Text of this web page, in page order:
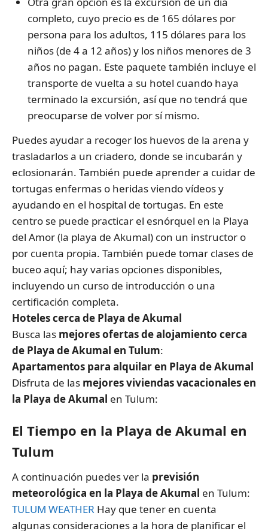
completo, cuyo precio es de 165 dólares por
persona para los adultos, 115 dólares para los
niños (de 4 a 12 años) y los niños menores de 3
años no pagan. Este paquete también incluye el
transporte de vuelta a su hotel cuando haya
terminado la excursión, así que no tendrá que
preocuparse de volver por sí mismo.
Puedes ayudar a recoger los huevos de la arena y
trasladarlos a un criadero, donde se incubarán y
eclosionarán. También puede aprender a cuidar de
tortugas enfermas o heridas viendo vídeos y
ayudando en el hospital de tortugas. En este
centro se puede practicar el esnórquel en la Playa
del Amor (la playa de Akumal) con un instructor o
por cuenta propia. También puede tomar clases de
buceo aquí; hay varias opciones disponibles,
incluyendo un curso de introducción o una
certificación completa.
Hoteles cerca de Playa de Akumal
Busca las mejores ofertas de alojamiento cerca
de Playa de Akumal en Tulum:
Apartamentos para alquilar en Playa de Akumal
Disfruta de las mejores viviendas vacacionales en
la Playa de Akumal en Tulum:
El Tiempo en la Playa de Akumal en
Tulum
A continuación puedes ver la previsión
meteorológica en la Playa de Akumal en Tulum:
TULUM WEATHER Hay que tener en cuenta
algunas consideraciones a la hora de planificar el